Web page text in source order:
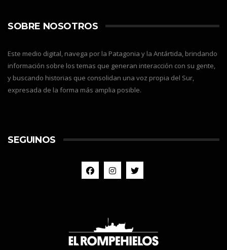
SOBRE NOSOTROS
Este medio digital, navega por la Patagonia y la Antártida, brindando
información sobre los temas que generan interacción con su gente,
y buscando historias que consolidan una voz propia del Sur,
expresada de la forma más amplia posible.
SEGUINOS